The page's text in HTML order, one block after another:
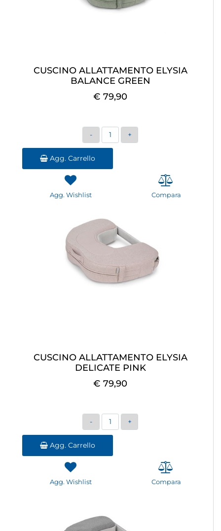
CUSCINO ALLATTAMENTO ELYSIA
BALANCE GREEN
€ 79,90
Quantità
Agg. Carrello
Agg. Wishlist Compara
CUSCINO ALLATTAMENTO ELYSIA
DELICATE PINK
€ 79,90
Quantità
Agg. Carrello
Agg. Wishlist Compara